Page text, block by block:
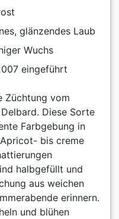
glänzendes Laub
Wuchs
eingeführt
Züchtung vom
Diese Sorte
Farbgebung in
bis creme
halbgefüllt und
aus weichen
erinnern.
und blühen